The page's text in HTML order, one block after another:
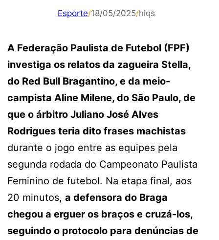
Esporte/18/05/2025/hiqs
A Federação Paulista de Futebol (FPF)
investiga os relatos da zagueira Stella,
do Red Bull Bragantino, e da meio-
campista Aline Milene, do São Paulo, de
que o árbitro Juliano José Alves
Rodrigues teria dito frases machistas
durante o jogo entre as equipes pela
segunda rodada do Campeonato Paulista
Feminino de futebol. Na etapa final, aos
20 minutos, a defensora do Braga
chegou a erguer os braços e cruzá-los,
seguindo o protocolo para denúncias de